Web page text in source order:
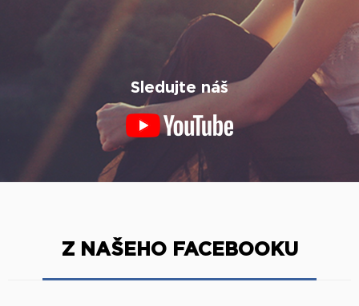
Sledujte náš
Z NAŠEHO FACEBOOKU